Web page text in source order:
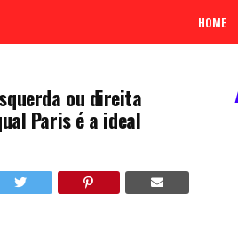
HOME
ou direita
Paris é a ideal